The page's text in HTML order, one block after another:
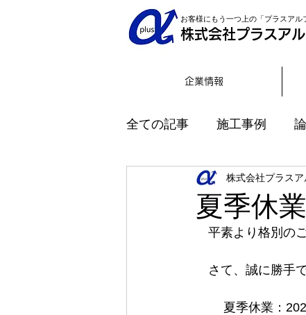
お客様にもう一つ上の「プラスアル
株式会社プラスア
企業情報
全ての記事 施工事例
インタビュー
夏季休
株式会社プラスア
平素より格別の
さて、誠に勝手
夏季休業：